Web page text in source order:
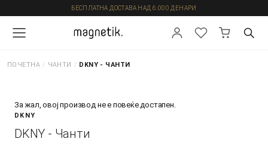
БЕСПЛАТНА ДОСТАВА НАД 6.000 ДЕНАРИ
ПОЧЕТНА / ЧАНТИ / DKNY - ЧАНТИ
За жал, овој производ не е повеќе достапен.
DKNY
DKNY - Чанти